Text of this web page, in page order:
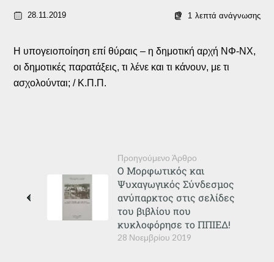
28.11.2019 1 λεπτά ανάγνωσης
Η υπογειοποίηση επί θύραις – η δημοτική αρχή ΝΦ-ΝΧ,
οι δημοτικές παρατάξεις, τι λένε και τι κάνουν, με τι
ασχολούνται; / Κ.Π.Π.
Προηγούμενο Άρθρο
28 Νοεμβρίου 2019
Ο Μορφωτικός και
Ψυχαγωγικός Σύνδεσμος
ανύπαρκτος στις σελίδες
του βιβλίου που
κυκλοφόρησε το ΠΠΙΕΔ!